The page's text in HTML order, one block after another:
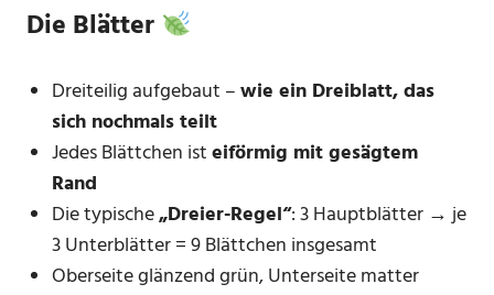
Die Blätter
Dreiteilig aufgebaut –wie ein Dreiblatt, das
sich nochmals teilt
Jedes Blättchen isteiförmig mit gesägtem
Rand
Die typische„Dreier-Regel“: 3 Hauptblätter → je
3 Unterblätter = 9 Blättchen insgesamt
Oberseite glänzend grün, Unterseite matter